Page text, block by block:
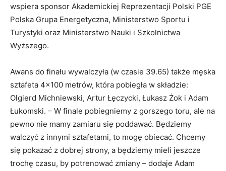
wspiera sponsor Akademickiej Reprezentacji Polski PGE
Polska Grupa Energetyczna, Ministerstwo Sportu i
Turystyki oraz Ministerstwo Nauki i Szkolnictwa
Wyższego.
Awans do finału wywalczyła (w czasie 39.65) także męska
sztafeta 4×100 metrów, która pobiegła w składzie:
Olgierd Michniewski, Artur Łęczycki, Łukasz Żok i Adam
Łukomski. – W finale pobiegniemy z gorszego toru, ale na
pewno nie mamy zamiaru się poddawać. Będziemy
walczyć z innymi sztafetami, to mogę obiecać. Chcemy
się pokazać z dobrej strony, a będziemy mieli jeszcze
trochę czasu, by potrenować zmiany – dodaje Adam